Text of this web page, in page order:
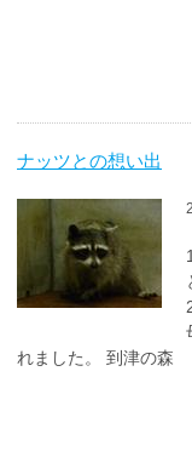
ナッツとの想い出
れました。 到津の森